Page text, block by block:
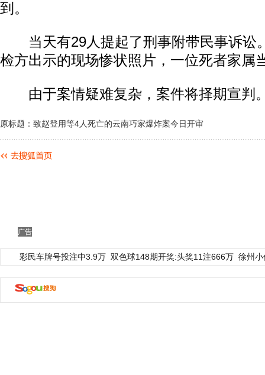
到。
当天有29人提起了刑事附带民事诉讼
检方出示的现场惨状照片，一位死者家属
由于案情疑难复杂，案件将择期宣判
原标题：致赵登用等4人死亡的云南巧家爆炸案今日开审
广告
彩民车牌号投注中3.9万 双色球148期开奖:头奖11注666万 徐州